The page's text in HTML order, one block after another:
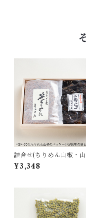
詰合せ(ちりめん山椒・山
布｜SK-30)
¥3,348